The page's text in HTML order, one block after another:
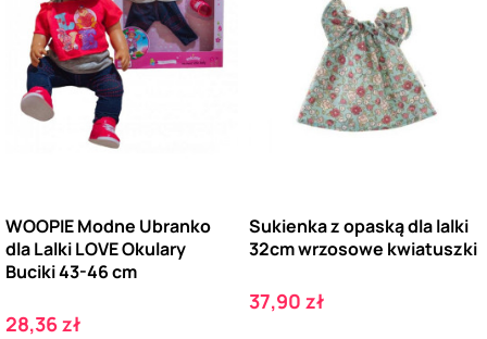
WOOPIE Modne Ubranko
dla Lalki LOVE Okulary
Buciki 43-46 cm
Cena
28,36 zł
Sukienka z opaską dla lalki
32cm wrzosowe kwiatuszki
Cena
37,90 zł